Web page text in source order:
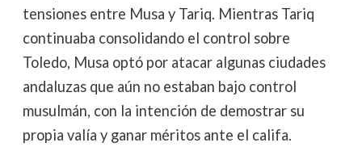
tensiones entre Musa y Tariq. Mientras Tariq
continuaba consolidando el control sobre
Toledo, Musa optó por atacar algunas ciudades
andaluzas que aún no estaban bajo control
musulmán, con la intención de demostrar su
propia valía y ganar méritos ante el califa.